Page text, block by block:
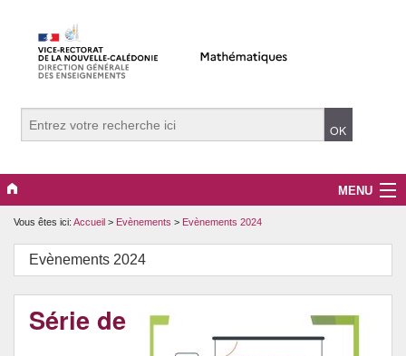
MENU
Evènements
Collège
Lycée
Vous êtes ici: Accueil > Evènements > Evènements 2024
Evènements 2024
Série de